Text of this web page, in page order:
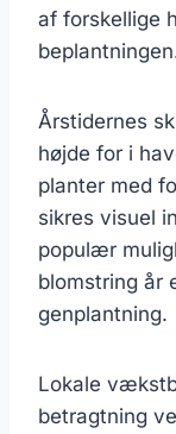
af forskellige
Årstidernes
højde for i
planter med
sikres visuel
populær
blomstring år
genplantning.
Lokale
betragtning